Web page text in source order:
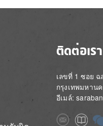
ติดต่อเรา
เลขที่ 1 ซอย ฉ
กรุงเทพมหาน
อีเมล์:
ImageImage